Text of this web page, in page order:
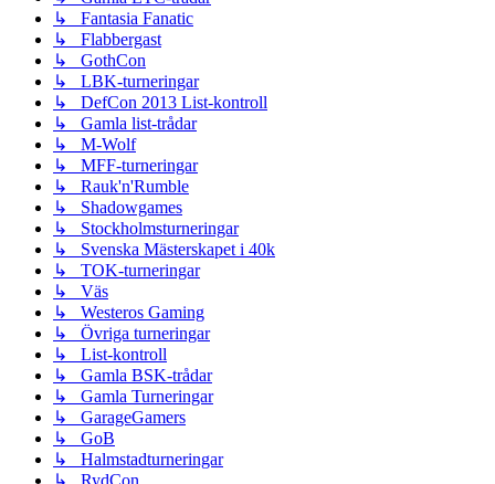
↳ Fantasia Fanatic
↳ Flabbergast
↳ GothCon
↳ LBK-turneringar
↳ DefCon 2013 List-kontroll
↳ Gamla list-trådar
↳ M-Wolf
↳ MFF-turneringar
↳ Rauk'n'Rumble
↳ Shadowgames
↳ Stockholmsturneringar
↳ Svenska Mästerskapet i 40k
↳ TOK-turneringar
↳ Väs
↳ Westeros Gaming
↳ Övriga turneringar
↳ List-kontroll
↳ Gamla BSK-trådar
↳ Gamla Turneringar
↳ GarageGamers
↳ GoB
↳ Halmstadturneringar